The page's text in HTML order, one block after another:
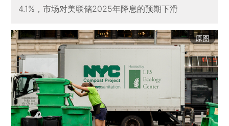
4.1%，市场对美联储2025年降息的预期下滑
原图